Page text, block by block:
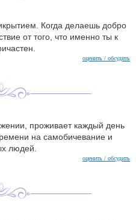
Когда делаешь добро
от того, что именно ты к
оценить / обсудить
проживает каждый день
на самобичевание и
людей.
оценить / обсудить